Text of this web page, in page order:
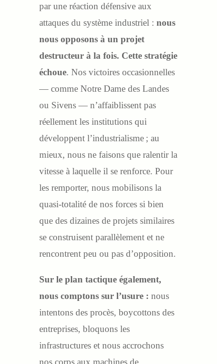
par une réaction défensive aux
attaques du système industriel : nous
nous opposons à un projet
destructeur à la fois. Cette stratégie
échoue. Nos victoires occasionnelles
— comme Notre Dame des Landes
ou Sivens — n’affaiblissent pas
réellement les institutions qui
développent l’industrialisme ; au
mieux, nous ne faisons que ralentir la
vitesse à laquelle il se renforce. Pour
les remporter, nous mobilisons la
quasi-totalité de nos forces si bien
que des dizaines de projets similaires
se construisent parallèlement et ne
rencontrent peu ou pas d’opposition.
Sur le plan tactique également,
nous comptons sur l’usure : nous
intentons des procès, boycottons des
entreprises, bloquons les
infrastructures et nous accrochons
nos corps aux machines de